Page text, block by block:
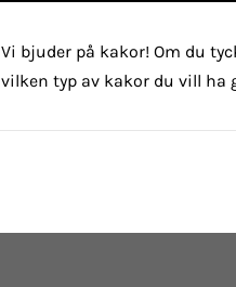
Vi bjuder på kakor! Om du
vilken typ av kakor du vill ha